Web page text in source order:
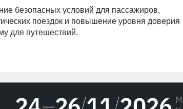
безопасных условий для пассажиров,
поездок и повышение уровня доверия
для путешествий.